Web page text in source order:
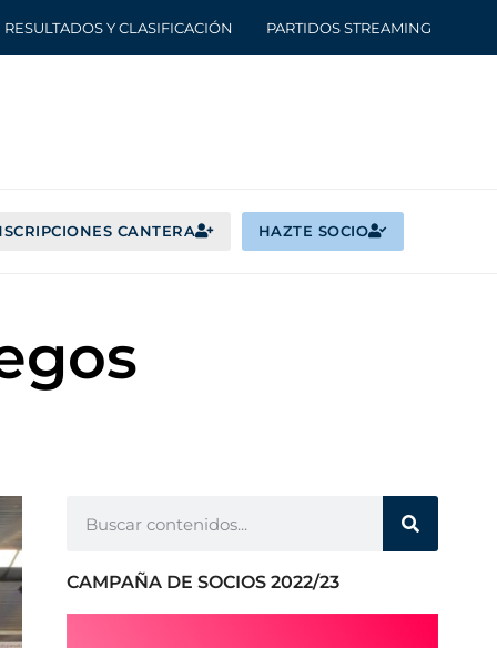
RESULTADOS Y CLASIFICACIÓN PARTIDOS STREAMING
CANTERA HAZTE SOCIO
CAMPAÑA DE SOCIOS 2022/23